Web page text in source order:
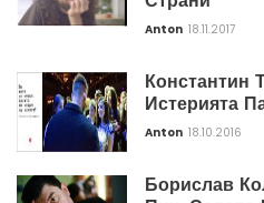
Anton 18.11.2017
Константин
Истерията
Anton 18.10.2016
Борислав